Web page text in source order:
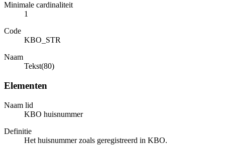
Minimale cardinaliteit
1
Code
KBO_STR
Naam
Tekst(80)
Elementen
Naam lid
KBO huisnummer
Definitie
Het huisnummer zoals geregistreerd in KBO.